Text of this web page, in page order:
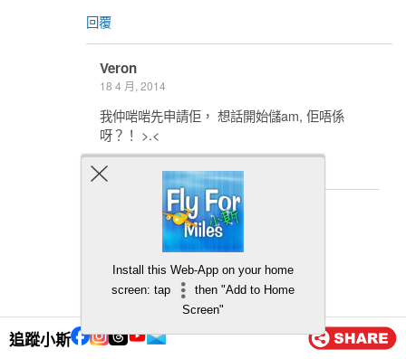
追蹤小斯
回覆
Veron
18 4 月, 2014
我仲啱啱先申請佢， 想話開始儲am, 佢唔係
呀？！ >.<
回覆
20 4 月, 2014
網上冇得換姐 又唔使咁既=__=
回覆
veron
Install this Web-App on your home
screen: tap
then "Add to Home
Screen"